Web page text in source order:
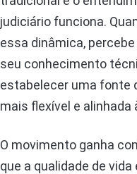
judiciário funciona.
essa dinâmica,
seu conhecimento
estabelecer uma fonte
mais flexível e alinhada
O movimento ganha
que a qualidade de